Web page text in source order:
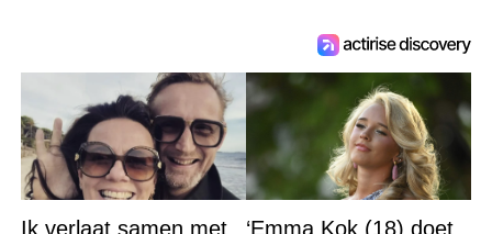
Ik verlaat samen met
‘Emma Kok (18) doet